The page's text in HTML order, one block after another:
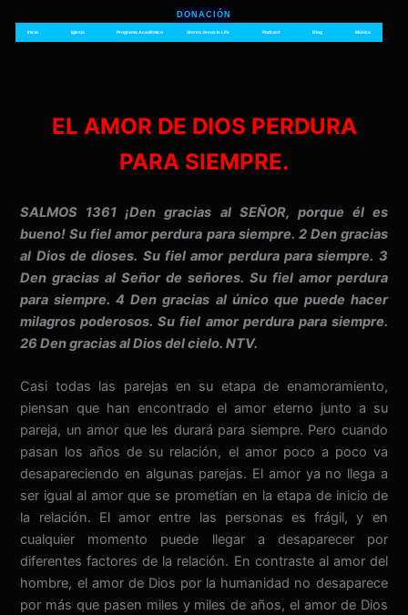
DONACIÓN
Inicio Iglesia Programa Académico Stereo Jesus Is Life Podcast Blog Música
EL AMOR DE DIOS PERDURA
PARA SIEMPRE.
SALMOS 1361 ¡Den gracias al SEÑOR, porque él es
bueno! Su fiel amor perdura para siempre. 2 Den gracias
al Dios de dioses. Su fiel amor perdura para siempre. 3
Den gracias al Señor de señores. Su fiel amor perdura
para siempre. 4 Den gracias al único que puede hacer
milagros poderosos. Su fiel amor perdura para siempre.
26 Den gracias al Dios del cielo. NTV.
Casi todas las parejas en su etapa de enamoramiento,
piensan que han encontrado el amor eterno junto a su
pareja, un amor que les durará para siempre. Pero cuando
pasan los años de su relación, el amor poco a poco va
desapareciendo en algunas parejas. El amor ya no llega a
ser igual al amor que se prometían en la etapa de inicio de
la relación. El amor entre las personas es frágil, y en
cualquier momento puede llegar a desaparecer por
diferentes factores de la relación. En contraste al amor del
hombre, el amor de Dios por la humanidad no desaparece
por más que pasen miles y miles de años, el amor de Dios